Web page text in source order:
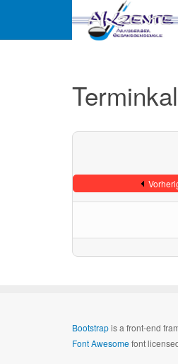
Bootstrapis a front-end
Font Awesomefont